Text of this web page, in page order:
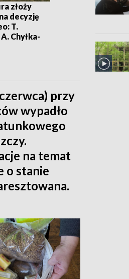
złoży
decyzję
T.
Chyłka-
przy
wypadło
na temat
o stanie